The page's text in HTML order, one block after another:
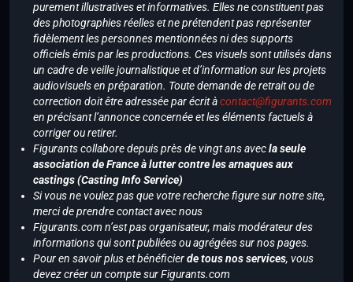
purement illustratives et informatives. Elles ne constituent pas
des photographies réelles et ne prétendent pas représenter
fidèlement les personnes mentionnées ni des supports
officiels émis par les productions. Ces visuels sont utilisés dans
un cadre de veille journalistique et d’information sur les projets
audiovisuels en préparation. Toute demande de retrait ou de
correction doit être adressée par écrit àcontact@figurants.com
en précisant l’annonce concernée et les éléments factuels à
corriger ou retirer.
Figurants collabore depuis près de vingt ans avecla seule
association de France à lutter contre les arnaques aux
castings (Casting Info Service)
Si vous ne voulez pas que votre recherche figure sur notre site,
merci de prendre contact avec nous
Figurants.com n’est pas organisateur, mais modérateur des
informations qui sont publiées ou agrégées sur nos pages.
Pour en savoir plus et bénéficierde tous nos services, vous
devez créer un compte sur Figurants.com